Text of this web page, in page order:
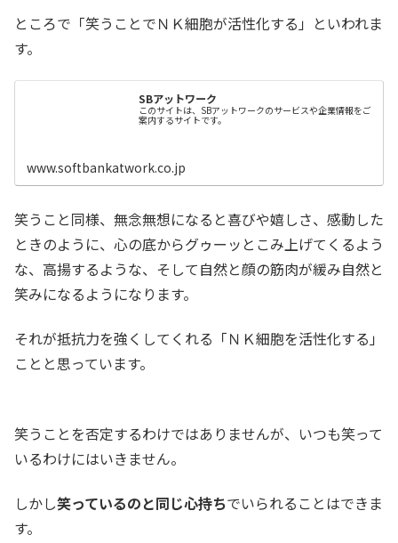
ところで「笑うことでＮＫ細胞が活性化する」といわれま
す。
SBアットワーク
このサイトは、SBアットワークのサービスや企業情報をご
案内するサイトです。
www.softbankatwork.co.jp
笑うこと同様、無念無想になると喜びや嬉しさ、感動した
ときのように、心の底からグゥーッとこみ上げてくるよう
な、高揚するような、そして自然と顔の筋肉が緩み自然と
笑みになるようになります。
それが抵抗力を強くしてくれる「ＮＫ細胞を活性化する」
ことと思っています。
笑うことを否定するわけではありませんが、いつも笑って
いるわけにはいきません。
しかし笑っているのと同じ心持ちでいられることはできま
す。